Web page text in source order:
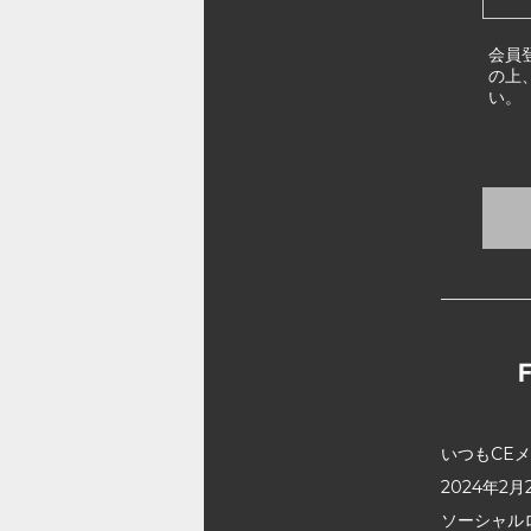
会員
の上
い。
いつもCE
2024年2月
ソーシャ